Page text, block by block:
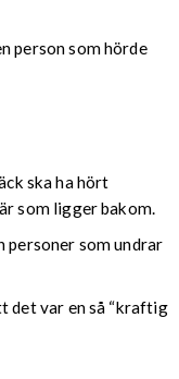
person som hörde
ska ha hört
som ligger bakom.
som undrar
det var en så “kraftig